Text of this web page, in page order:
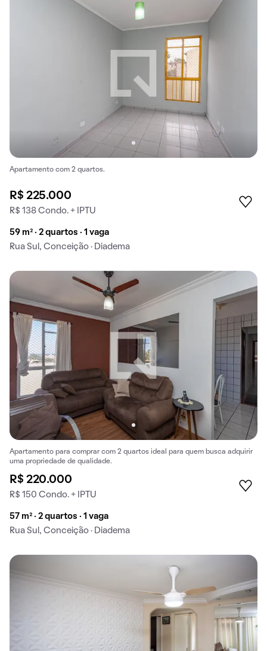
Apartamento com 2 quartos.
R$ 225.000
R$ 138 Condo. + IPTU
59 m² · 2 quartos · 1 vaga
Rua Sul, Conceição · Diadema
Apartamento para comprar com 2 quartos ideal para quem busca adquirir
uma propriedade de qualidade.
R$ 220.000
R$ 150 Condo. + IPTU
57 m² · 2 quartos · 1 vaga
Rua Sul, Conceição · Diadema